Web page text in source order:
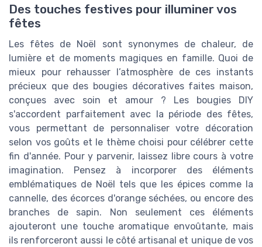
Des touches festives pour illuminer vos
fêtes
Les fêtes de Noël sont synonymes de chaleur, de
lumière et de moments magiques en famille. Quoi de
mieux pour rehausser l’atmosphère de ces instants
précieux que des bougies décoratives faites maison,
conçues avec soin et amour ? Les bougies DIY
s'accordent parfaitement avec la période des fêtes,
vous permettant de personnaliser votre décoration
selon vos goûts et le thème choisi pour célébrer cette
fin d'année. Pour y parvenir, laissez libre cours à votre
imagination. Pensez à incorporer des éléments
emblématiques de Noël tels que les épices comme la
cannelle, des écorces d'orange séchées, ou encore des
branches de sapin. Non seulement ces éléments
ajouteront une touche aromatique envoûtante, mais
ils renforceront aussi le côté artisanal et unique de vos